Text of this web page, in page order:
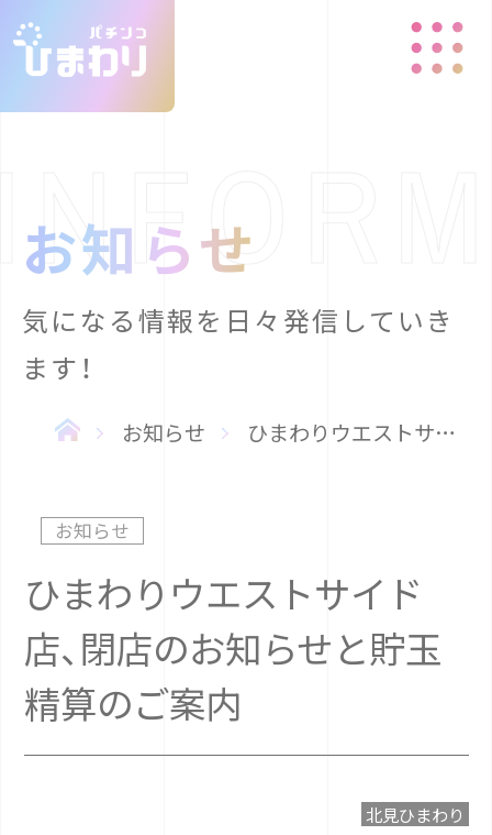
お知らせ
気になる情報を日々発信していき
ます！
お知らせ ひまわりウエストサイド店、閉店のお知らせと貯玉精算のご案内
お知らせ
ひまわりウエストサイド
店、閉店のお知らせと貯玉
精算のご案内
北見ひまわり